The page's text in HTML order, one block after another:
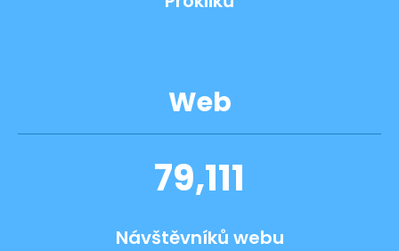
Web
79,111
Návštěvníků webu